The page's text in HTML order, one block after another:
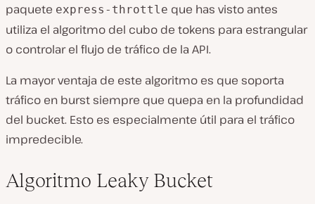
paquete express-throttle que has visto antes
utiliza el algoritmo del cubo de tokens para estrangular
o controlar el flujo de tráfico de la API.
La mayor ventaja de este algoritmo es que soporta
tráfico en burst siempre que quepa en la profundidad
del bucket. Esto es especialmente útil para el tráfico
impredecible.
Algoritmo Leaky Bucket